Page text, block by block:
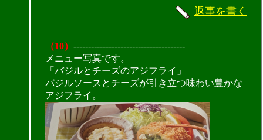
返事を書く
（10） --------------------------------------
メニュー写真です。
「バジルとチーズのアジフライ」
バジルソースとチーズが引き立つ味わい豊かな
アジフライ。